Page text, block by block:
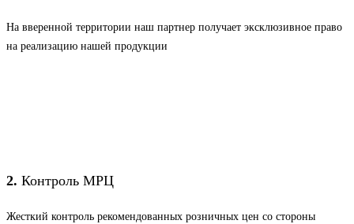
На вверенной территории наш партнер получает эксклюзивное право
на реализацию нашей продукции
2. Контроль МРЦ
Жесткий контроль рекомендованных розничных цен со стороны